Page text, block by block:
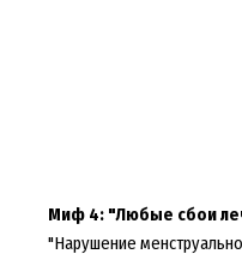
Миф 4: "Любые сбои
"Нарушение